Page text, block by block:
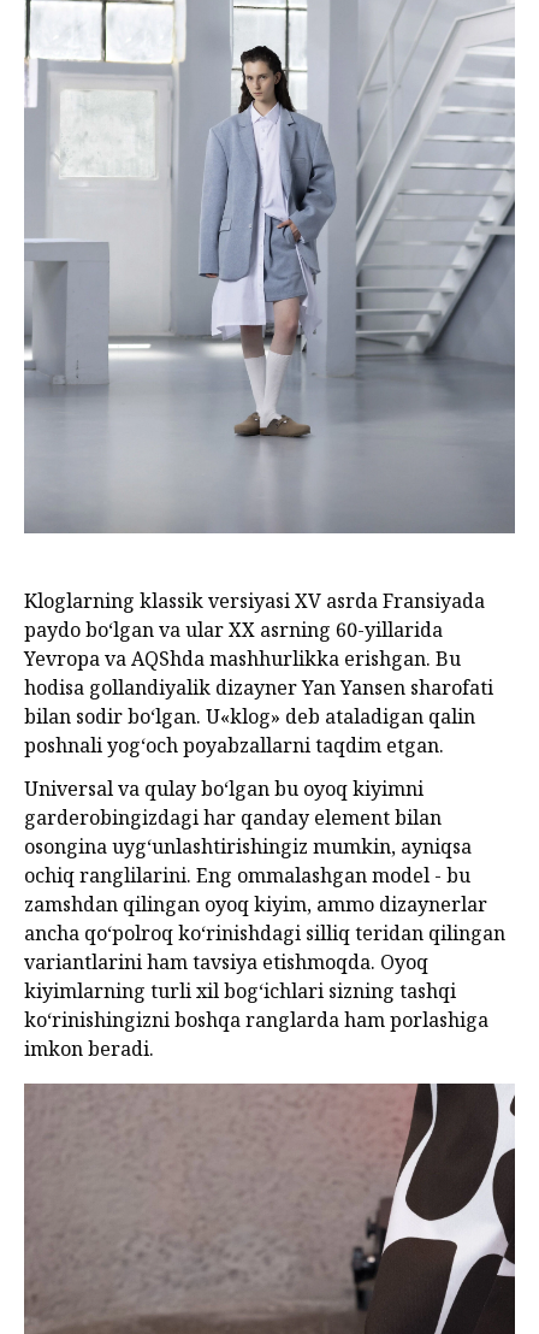
Kloglarning klassik versiyasi XV asrda Fransiyada
paydo bo‘lgan va ular XX asrning 60-yillarida
Yevropa va AQShda mashhurlikka erishgan. Bu
hodisa gollandiyalik dizayner Yan Yansen sharofati
bilan sodir bo‘lgan. U«klog» deb ataladigan qalin
poshnali yog‘och poyabzallarni taqdim etgan.
Universal va qulay bo‘lgan bu oyoq kiyimni
garderobingizdagi har qanday element bilan
osongina uyg‘unlashtirishingiz mumkin, ayniqsa
ochiq ranglilarini. Eng ommalashgan model - bu
zamshdan qilingan oyoq kiyim, ammo dizaynerlar
ancha qo‘polroq ko‘rinishdagi silliq teridan qilingan
variantlarini ham tavsiya etishmoqda. Oyoq
kiyimlarning turli xil bog‘ichlari sizning tashqi
ko‘rinishingizni boshqa ranglarda ham porlashiga
imkon beradi.